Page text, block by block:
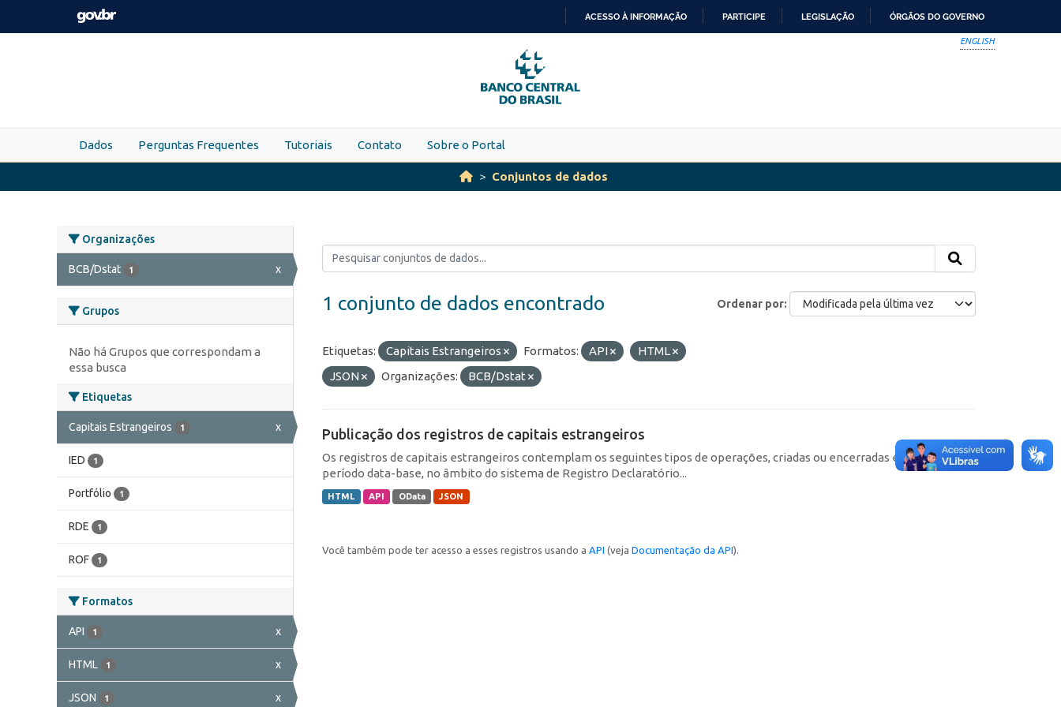
Skip to main content
PARA
O
CONTEÚDO
ACESSO À INFORMAÇÃO PARTICIPE LEGISLAÇÃO ÓRGÃOS DO GOVERNO
ENGLISH
Dados Perguntas Frequentes Tutoriais Contato Sobre o Portal
Conjuntos de dados
Organizações
BCB/Dstat 1 x
Grupos
Não há Grupos que correspondam a
essa busca
Etiquetas
Capitais Estrangeiros 1 x
IED 1
Portfólio 1
RDE 1
ROF 1
Formatos
API 1 x
HTML 1 x
JSON 1 x
Ordenar por
1 conjunto de dados encontrado
Etiquetas: Capitais Estrangeiros Formatos: API
HTML
JSON
Organizações: BCB/Dstat
Publicação dos registros de capitais estrangeiros
Os registros de capitais estrangeiros contemplam os seguintes tipos de operações, criadas ou encerradas em cada
período data-base, no âmbito do sistema de Registro Declaratório...
HTML API OData JSON
Você também pode ter acesso a esses registros usando a API (veja Documentação da API).